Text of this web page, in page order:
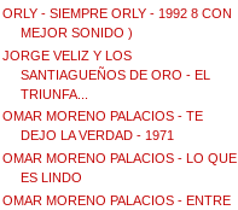
ORLY - SIEMPRE ORLY - 1992 8 CON
MEJOR SONIDO )
JORGE VELIZ Y LOS
SANTIAGUEÑOS DE ORO - EL
TRIUNFA...
OMAR MORENO PALACIOS - TE
DEJO LA VERDAD - 1971
OMAR MORENO PALACIOS - LO QUE
ES LINDO
OMAR MORENO PALACIOS - ENTRE